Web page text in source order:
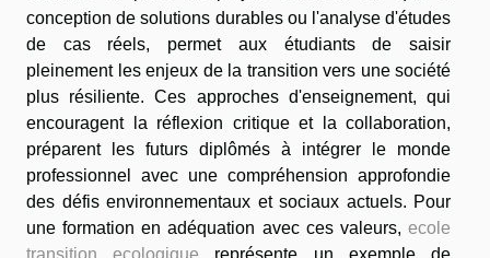
conception de solutions durables ou l'analyse d'études
de cas réels, permet aux étudiants de saisir
pleinement les enjeux de la transition vers une société
plus résiliente. Ces approches d'enseignement, qui
encouragent la réflexion critique et la collaboration,
préparent les futurs diplômés à intégrer le monde
professionnel avec une compréhension approfondie
des défis environnementaux et sociaux actuels. Pour
une formation en adéquation avec ces valeurs, ecole
transition ecologique représente un exemple de